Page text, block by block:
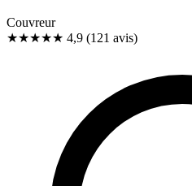
Couvreur
★★★★★ 4,9 (121 avis)